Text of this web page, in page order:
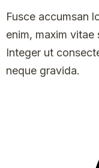
Fusce accumsan
enim, maxim vitae
Integer ut
neque gravida.